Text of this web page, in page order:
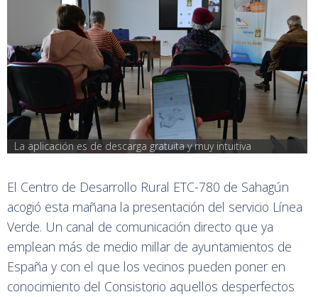
La aplicación es de descarga gratuita y muy intuitiva
El Centro de Desarrollo Rural ETC-780 de Sahagún
acogió esta mañana la presentación del servicio Línea
Verde. Un canal de comunicación directo que ya
emplean más de medio millar de ayuntamientos de
España y con el que los vecinos pueden poner en
conocimiento del Consistorio aquellos desperfectos